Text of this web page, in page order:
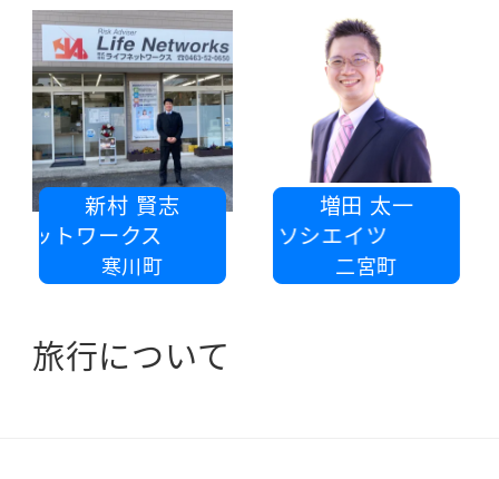
新村 賢志
ットワークス
寒川町
増田 太一
税理士法人SKアソシエイツ
二宮町
旅行について